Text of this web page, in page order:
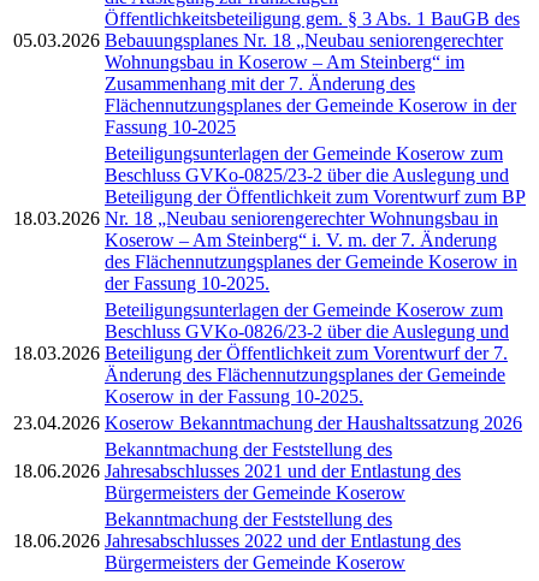
05.03.2026
Öffentlichkeitsbeteiligung gem. § 3 Abs. 1 BauGB des
Bebauungsplanes Nr. 18 „Neubau seniorengerechter
Wohnungsbau in Koserow – Am Steinberg“ im
Zusammenhang mit der 7. Änderung des
Flächennutzungsplanes der Gemeinde Koserow in der
Fassung 10-2025
18.03.2026
Beteiligungsunterlagen der Gemeinde Koserow zum
Beschluss GVKo-0825/23-2 über die Auslegung und
Beteiligung der Öffentlichkeit zum Vorentwurf zum BP
Nr. 18 „Neubau seniorengerechter Wohnungsbau in
Koserow – Am Steinberg“ i. V. m. der 7. Änderung
des Flächennutzungsplanes der Gemeinde Koserow in
der Fassung 10-2025.
18.03.2026
Beteiligungsunterlagen der Gemeinde Koserow zum
Beschluss GVKo-0826/23-2 über die Auslegung und
Beteiligung der Öffentlichkeit zum Vorentwurf der 7.
Änderung des Flächennutzungsplanes der Gemeinde
Koserow in der Fassung 10-2025.
23.04.2026 Koserow Bekanntmachung der Haushaltssatzung 2026
18.06.2026
Bekanntmachung der Feststellung des
Jahresabschlusses 2021 und der Entlastung des
Bürgermeisters der Gemeinde Koserow
18.06.2026
Bekanntmachung der Feststellung des
Jahresabschlusses 2022 und der Entlastung des
Bürgermeisters der Gemeinde Koserow